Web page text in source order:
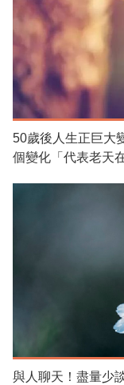
50歲後人生正巨大
個變化「代表老天
與人聊天！盡量少